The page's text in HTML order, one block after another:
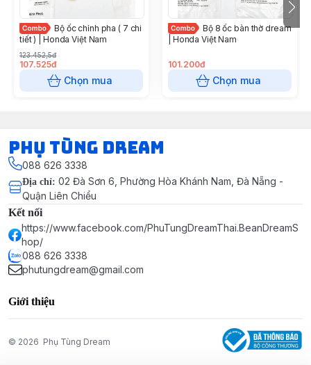
Bộ ốc chỉnh pha ( 7 chi
tiết ) | Honda Việt Nam
123.452,5đ
107.525đ
Chọn mua
Bộ 8 ốc bàn thờ dream
| Honda Việt Nam
101.200đ
Chọn mua
Phụ Tùng Dream
088 626 3338
Địa chỉ: 02 Đà Sơn 6, Phường Hòa Khánh Nam, Đà Nẵng -
Quận Liên Chiểu
Kết nối
https://www.facebook.com/PhuTungDreamThai.BeanDreamS
hop/
088 626 3338
phutungdream@gmail.com
Giới thiệu
© 2026 Phụ Tùng Dream